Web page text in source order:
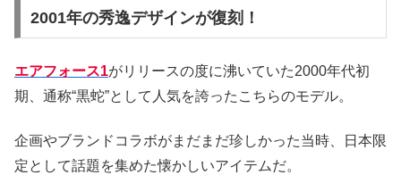
2001年の秀逸デザインが復刻！
エアフォース1がリリースの度に沸いていた2000年代初
期、通称“黒蛇”として人気を誇ったこちらのモデル。
企画やブランドコラボがまだまだ珍しかった当時、日本限
定として話題を集めた懐かしいアイテムだ。